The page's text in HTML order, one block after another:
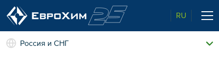
RU
Наши удобрения
Россия и СНГ